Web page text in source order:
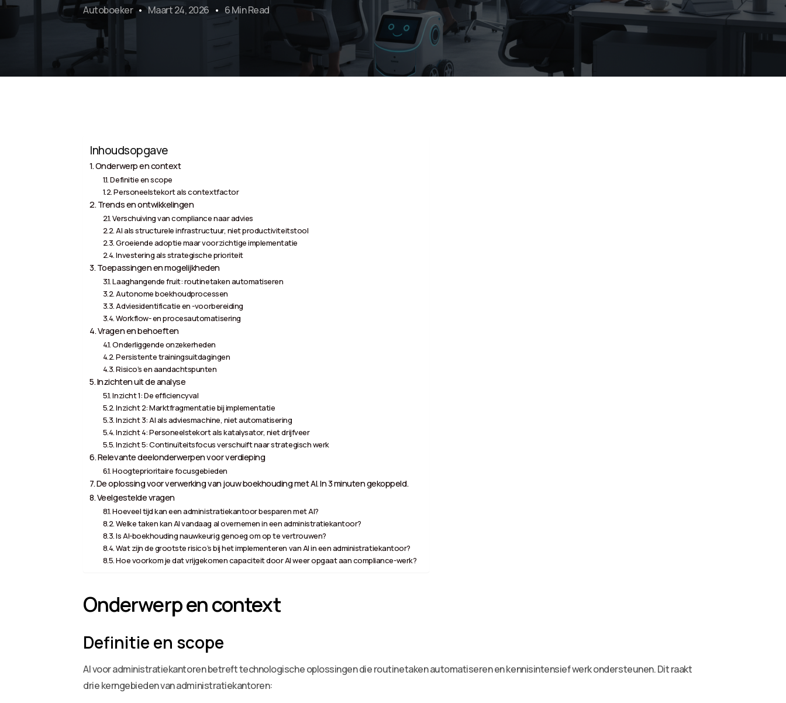
Autoboeker Maart 24, 2026 6 Min Read
Inhoudsopgave
Onderwerp en context
Definitie en scope
Personeelstekort als contextfactor
Trends en ontwikkelingen
Verschuiving van compliance naar advies
AI als structurele infrastructuur, niet productiviteitstool
Groeiende adoptie maar voorzichtige implementatie
Investering als strategische prioriteit
Toepassingen en mogelijkheden
Laaghangende fruit: routinetaken automatiseren
Autonome boekhoudprocessen
Adviesidentificatie en -voorbereiding
Workflow- en procesautomatisering
Vragen en behoeften
Onderliggende onzekerheden
Persistente trainingsuitdagingen
Risico’s en aandachtspunten
Inzichten uit de analyse
Inzicht 1: De efficiencyval
Inzicht 2: Marktfragmentatie bij implementatie
Inzicht 3: AI als adviesmachine, niet automatisering
Inzicht 4: Personeelstekort als katalysator, niet drijfveer
Inzicht 5: Continuïteitsfocus verschuift naar strategisch werk
Relevante deelonderwerpen voor verdieping
Hoogteprioritaire focusgebieden
De oplossing voor verwerking van jouw boekhouding met AI. In 3 minuten gekoppeld.
Veelgestelde vragen
Hoeveel tijd kan een administratiekantoor besparen met AI?
Welke taken kan AI vandaag al overnemen in een administratiekantoor?
Is AI-boekhouding nauwkeurig genoeg om op te vertrouwen?
Wat zijn de grootste risico’s bij het implementeren van AI in een administratiekantoor?
Hoe voorkom je dat vrijgekomen capaciteit door AI weer opgaat aan compliance-werk?
Onderwerp en context
Definitie en scope
AI voor administratiekantoren betreft technologische oplossingen die routinetaken automatiseren en kennisintensief werk ondersteunen. Dit raakt
drie kerngebieden van administratiekantoren: